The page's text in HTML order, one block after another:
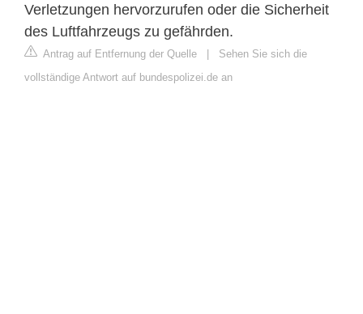
Verletzungen hervorzurufen oder die Sicherheit
des Luftfahrzeugs zu gefährden.
Antrag auf Entfernung der Quelle | Sehen Sie sich die
vollständige Antwort auf bundespolizei.de an